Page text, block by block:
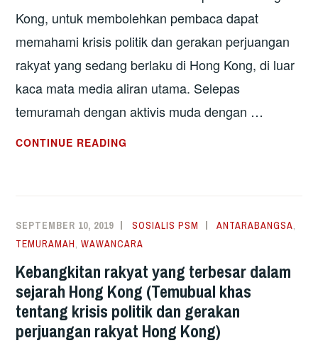
Kong, untuk membolehkan pembaca dapat
memahami krisis politik dan gerakan perjuangan
rakyat yang sedang berlaku di Hong Kong, di luar
kaca mata media aliran utama. Selepas
temuramah dengan aktivis muda dengan …
CONTINUE READING
KHAS
TENTANG
KRISIS
POLITIK
SEPTEMBER 10, 2019 SOSIALIS PSM ANTARABANGSA,
TEMURAMAH,WAWANCARA
Kebangkitan rakyat yang terbesar dalam
sejarah Hong Kong (Temubual khas
tentang krisis politik dan gerakan
perjuangan rakyat Hong Kong)